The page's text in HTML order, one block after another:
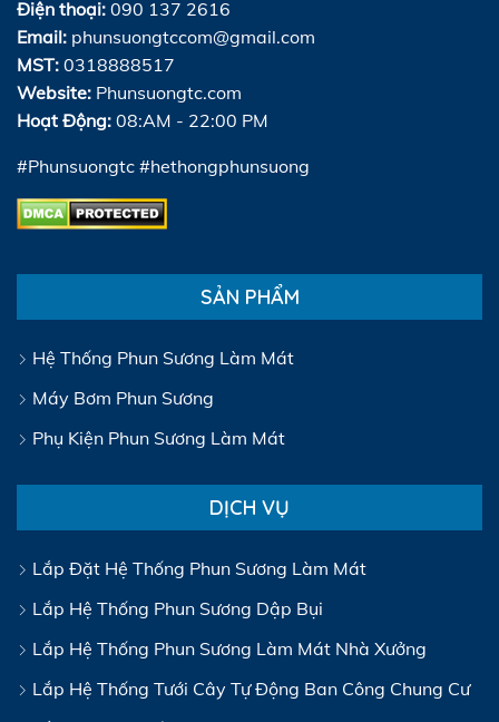
Điện thoại: 090 137 2616
Email: phunsuongtccom@gmail.com
MST: 0318888517
Website: Phunsuongtc.com
Hoạt Động: 08:AM - 22:00 PM
#Phunsuongtc #hethongphunsuong
SẢN PHẨM
Hệ Thống Phun Sương Làm Mát
Máy Bơm Phun Sương
Phụ Kiện Phun Sương Làm Mát
DỊCH VỤ
Lắp Đặt Hệ Thống Phun Sương Làm Mát
Lắp Hệ Thống Phun Sương Dập Bụi
Lắp Hệ Thống Phun Sương Làm Mát Nhà Xưởng
Lắp Hệ Thống Tưới Cây Tự Động Ban Công Chung Cư